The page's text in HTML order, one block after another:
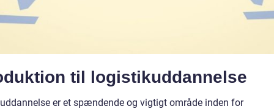
til logistikuddannelse
er et spændende og vigtigt område inden for